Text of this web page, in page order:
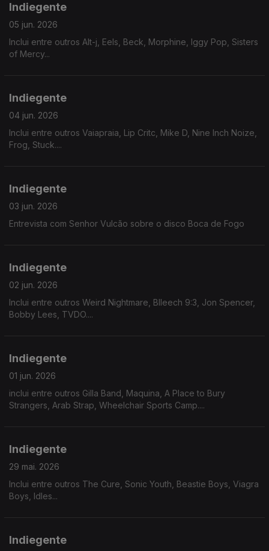
Indiegente
05 jun. 2026
Inclui entre outros Alt-j, Eels, Beck, Morphine, Iggy Pop, Sisters
of Mercy...
Indiegente
04 jun. 2026
Inclui entre outros Vaiapraia, Lip Critc, Mike D, Nine Inch Noize,
Frog, Stuck....
Indiegente
03 jun. 2026
Entrevista com Senhor Vulcão sobre o disco Boca de Fogo
Indiegente
02 jun. 2026
Inclui entre outros Weird Nightmare, Blleech 9:3, Jon Spencer,
Bobby Lees, TVDO....
Indiegente
01 jun. 2026
inclui entre outros Gilla Band, Maquina, A Place to Bury
Strangers, Arab Strap, Wheelchair Sports Camp....
Indiegente
29 mai. 2026
Inclui entre outros The Cure, Sonic Youth, Beastie Boys, Viagra
Boys, Idles...
Indiegente